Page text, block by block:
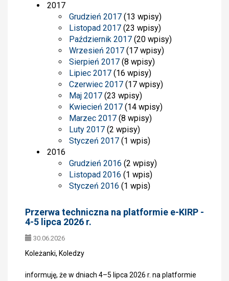
2017
Grudzień 2017 (13 wpisy)
Listopad 2017 (23 wpisy)
Październik 2017 (20 wpisy)
Wrzesień 2017 (17 wpisy)
Sierpień 2017 (8 wpisy)
Lipiec 2017 (16 wpisy)
Czerwiec 2017 (17 wpisy)
Maj 2017 (23 wpisy)
Kwiecień 2017 (14 wpisy)
Marzec 2017 (8 wpisy)
Luty 2017 (2 wpisy)
Styczeń 2017 (1 wpis)
2016
Grudzień 2016 (2 wpisy)
Listopad 2016 (1 wpis)
Styczeń 2016 (1 wpis)
Przerwa techniczna na platformie e-KIRP -
4-5 lipca 2026 r.
30.06.2026
Koleżanki, Koledzy
informuję, że w dniach 4–5 lipca 2026 r. na platformie